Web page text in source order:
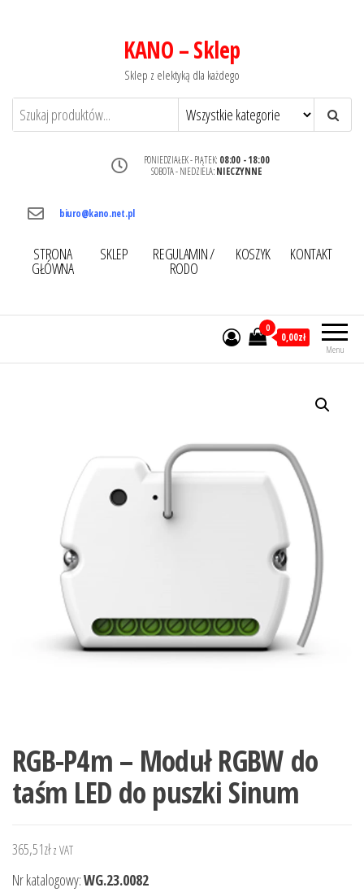
KANO – Sklep
Sklep z elektyką dla każdego
PONIEDZIAŁEK - PIĄTEK: 08:00 - 18:00
SOBOTA - NIEDZIELA:NIECZYNNE
biuro@kano.net.pl
STRONA
GŁÓWNA
SKLEP REGULAMIN /
RODO
KOSZYK KONTAKT
Menu
0
0,00zł
RGB-P4m – Moduł RGBW do
taśm LED do puszki Sinum
365,51zł z VAT
Nr katalogowy:WG.23.0082